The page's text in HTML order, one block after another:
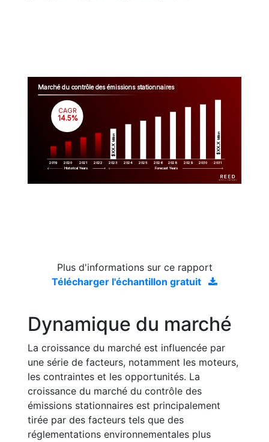
Marché du contrôle des émissions stationnaires
2019 2020 2021 2022 2023 2024 2025 2026 2028 2029 2030 2031
$XX.X
Million
$XX.X
Million
CAGR
14.5%
Historical Years Forecast Years
Plus d'informations sur ce rapport
Télécharger l'échantillon gratuit
Dynamique du marché
La croissance du marché est influencée par
une série de facteurs, notamment les moteurs,
les contraintes et les opportunités. La
croissance du marché du contrôle des
émissions stationnaires est principalement
tirée par des facteurs tels que des
réglementations environnementales plus